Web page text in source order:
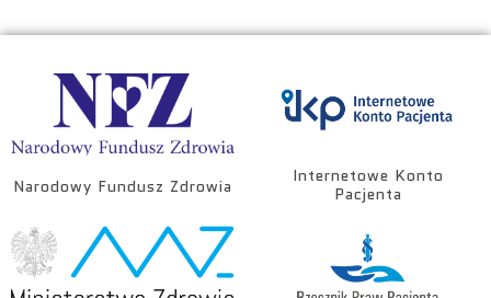
Narodowy Fundusz Zdrowia
Internetowe Konto
Pacjenta